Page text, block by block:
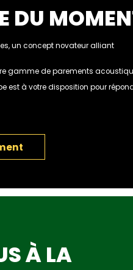
DU
un concept novateur alliant
gamme de parements
est à votre disposition pour
À LA